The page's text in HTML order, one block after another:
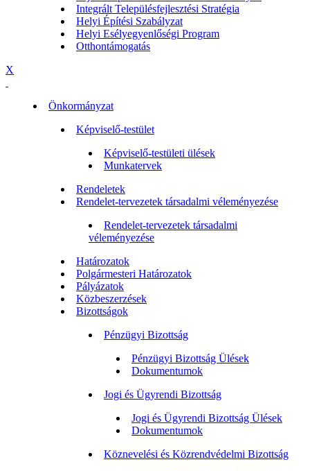
Integrált Településfejlesztési Stratégia
Helyi Építési Szabályzat
Helyi Esélyegyenlőségi Program
Otthontámogatás
X
Önkormányzat
Képviselő-testület
Képviselő-testületi ülések
Munkatervek
Rendeletek
Rendelet-tervezetek társadalmi véleményezése
Rendelet-tervezetek társadalmi
véleményezése
Határozatok
Polgármesteri Határozatok
Pályázatok
Közbeszerzések
Bizottságok
Pénzügyi Bizottság
Pénzügyi Bizottság Ülések
Dokumentumok
Jogi és Ügyrendi Bizottság
Jogi és Ügyrendi Bizottság Ülések
Dokumentumok
Köznevelési és Közrendvédelmi Bizottság